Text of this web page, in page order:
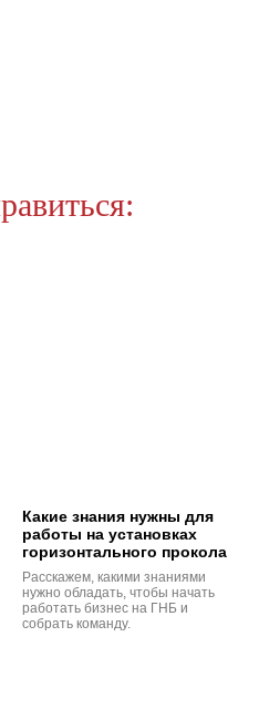
Какие знания нужны для
работы на установках
горизонтального прокола
Расскажем, какими знаниями
нужно обладать, чтобы начать
работать бизнес на ГНБ и
собрать команду.